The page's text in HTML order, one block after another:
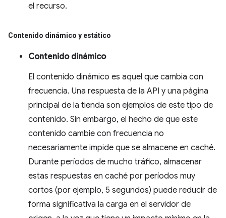
el recurso.
Contenido dinámico y estático
Contenido dinámico
El contenido dinámico es aquel que cambia con
frecuencia. Una respuesta de la API y una página
principal de la tienda son ejemplos de este tipo de
contenido. Sin embargo, el hecho de que este
contenido cambie con frecuencia no
necesariamente impide que se almacene en caché.
Durante períodos de mucho tráfico, almacenar
estas respuestas en caché por períodos muy
cortos (por ejemplo, 5 segundos) puede reducir de
forma significativa la carga en el servidor de